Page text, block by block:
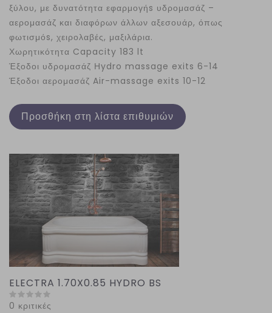
ξύλου, με δυνατότητα εφαρμογήs υδρομασάζ –
αερομασάζ και διαφόρων άλλων αξεσουάρ, όπως
φωτισμόs, χειρολαβές, μαξιλάρια.
Χωρητικότητα Capacity 183 lt
Έξοδοι υδρομασάζ Ηydro massage exits 6-14
Έξοδοι αερομασάζ Air-massage exits 10-12
Προσθήκη στη λίστα επιθυμιών
ELECTRA 1.70X0.85 HYDRO BS
0 κριτικές